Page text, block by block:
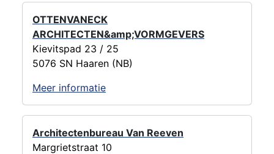
OTTENVANECK
ARCHITECTEN&amp;VORMGEVERS
Kievitspad 23 / 25
5076 SN Haaren (NB)
Meer informatie
Architectenbureau Van Reeven
Margrietstraat 10